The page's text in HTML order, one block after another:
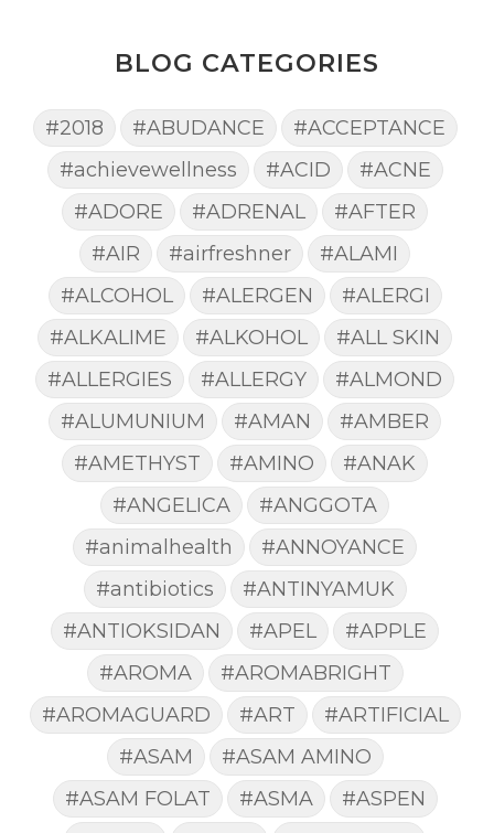
BLOG CATEGORIES
#2018 #ABUDANCE
#ACCEPTANCE
#achievewellness
#ACID
#ACNE
#ADORE
#ADRENAL
#AFTER
#AIR
#airfreshner
#ALAMI
#ALCOHOL
#ALERGEN
#ALERGI
#ALKALIME
#ALKOHOL
#ALL SKIN
#ALLERGIES
#ALLERGY
#ALMOND
#ALUMUNIUM
#AMAN
#AMBER
#AMETHYST
#AMINO
#ANAK
#ANGELICA
#ANGGOTA
#animalhealth
#ANNOYANCE
#antibiotics
#ANTINYAMUK
#ANTIOKSIDAN
#APEL
#APPLE
#AROMA
#AROMABRIGHT
#AROMAGUARD
#ART
#ARTIFICIAL
#ASAM
#ASAM AMINO
#ASAM FOLAT
#ASMA
#ASPEN